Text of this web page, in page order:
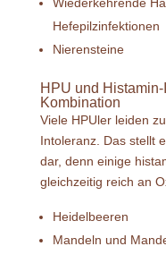
Hefepilzinfektionen
Nierensteine
HPU und
Kombination
Viele HPUler leiden
Intoleranz. Das stellt
dar, denn einige
gleichzeitig reich an
Heidelbeeren
Mandeln und